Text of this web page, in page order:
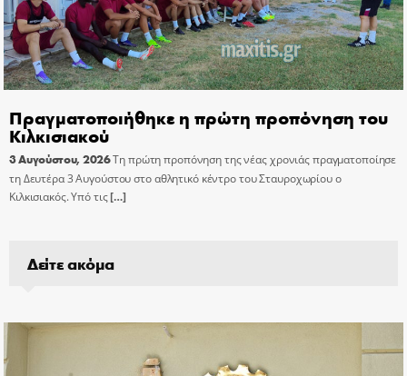
Πραγματοποιήθηκε η πρώτη προπόνηση του
Κιλκισιακού
3 Αυγούστου, 2026Τη πρώτη προπόνηση της νέας χρονιάς πραγματοποίησε
τη Δευτέρα 3 Αυγούστου στο αθλητικό κέντρο του Σταυροχωρίου ο
Κιλκισιακός. Υπό τις[…]
Δείτε ακόμα